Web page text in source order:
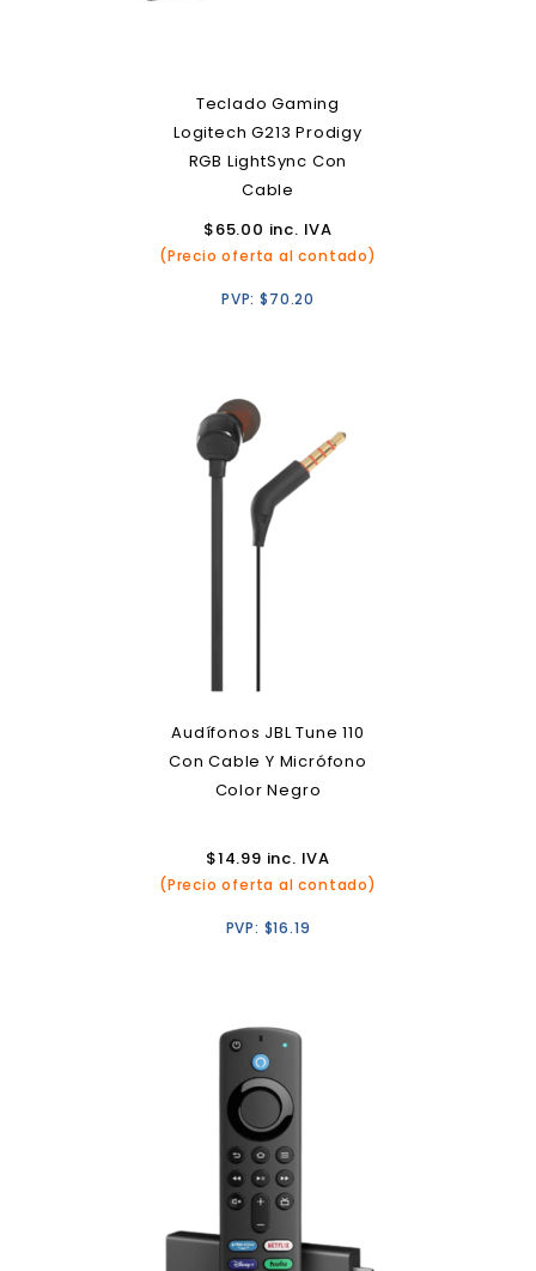
Teclado Gaming
Logitech G213 Prodigy
RGB LightSync Con
Cable
$65.00 inc. IVA
(Precio oferta al contado)
PVP:$70.20
Audífonos JBL Tune 110
Con Cable Y Micrófono
Color Negro
$14.99 inc. IVA
(Precio oferta al contado)
PVP: $16.19